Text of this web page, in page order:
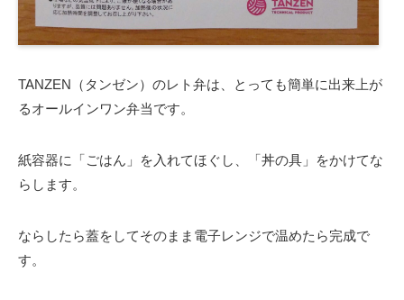
TANZEN（タンゼン）のレト弁は、とっても簡単に出来上が
るオールインワン弁当です。
紙容器に「ごはん」を入れてほぐし、「丼の具」をかけてな
らします。
ならしたら蓋をしてそのまま電子レンジで温めたら完成で
す。